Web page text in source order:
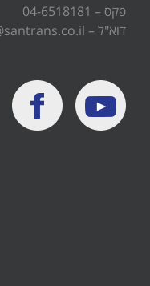
פקס – 04-6518181
דוא"ל – office@santrans.co.il